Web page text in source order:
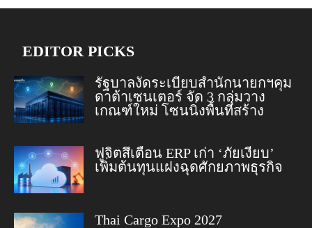
EDITOR PICKS
รัฐบาลงัดระเบียบสำนักนายกฯคุม
ดาต้าเซนเตอร์ จัด 3 กลุ่มวาง
เกณฑ์ใหม่ โซนนิ่งพื้นที่สร้าง
ฟูจิตสึเตือน ERP เก่า ‘ภัยเงียบ’
เพิ่มต้นทุนแฝงฉุดศักยภาพธุรกิจ
Thai Cargo Expo 2027